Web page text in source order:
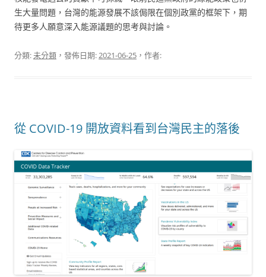
生大量問題，台灣的能源發展不該侷限在個別政黨的框架下，期
待更多人願意深入能源議題的思考與討論。
分類:未分類 ，發佈日期:2021-06-25 ，作者:
從 COVID-19 開放資料看到台灣民主的落後